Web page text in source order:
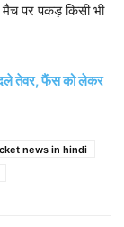
पर पकड़ किसी भी
तेवर, फैंस को लेकर
news in hindi